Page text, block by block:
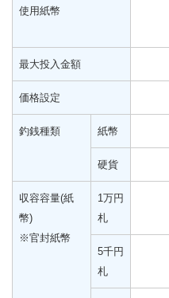
使用紙幣
最大投入金額
価格設定
釣銭種類 紙幣
硬貨
収容容量(紙
幣)
※官封紙幣
1万円
札
5千円
札